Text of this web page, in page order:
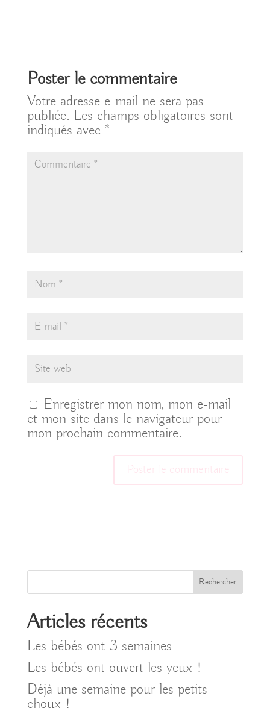
Poster le commentaire
Votre adresse e-mail ne sera pas
publiée. Les champs obligatoires sont
indiqués avec *
Enregistrer mon nom, mon e-mail
et mon site dans le navigateur pour
mon prochain commentaire.
Rechercher
Articles récents
Les bébés ont 3 semaines
Les bébés ont ouvert les yeux !
Déjà une semaine pour les petits
choux !